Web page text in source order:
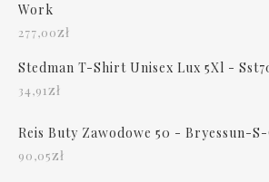
Work
277,00zł
Stedman T-Shirt Unisex Lux 5Xl -
34,91zł
Reis Buty Zawodowe 50 - Bryessun-
90,05zł